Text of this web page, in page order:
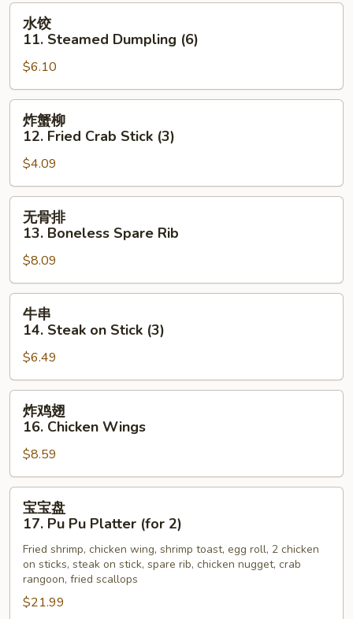
(6)
11.
Steamed
Dumpling
(6)
水饺
11. Steamed Dumpling (6)
$6.10
12.
Fried
Crab
Stick
(3)
炸蟹柳
12. Fried Crab Stick (3)
$4.09
13.
Boneless
Spare
Rib
无骨排
13. Boneless Spare Rib
$8.09
14.
Steak
on
Stick
(3)
牛串
14. Steak on Stick (3)
$6.49
16.
Chicken
Wings
炸鸡翅
16. Chicken Wings
$8.59
17.
Pu
Platter
宝宝盘
17. Pu Pu Platter (for 2)
Fried shrimp, chicken wing, shrimp toast, egg roll, 2 chicken
on sticks, steak on stick, spare rib, chicken nugget, crab
rangoon, fried scallops
$21.99